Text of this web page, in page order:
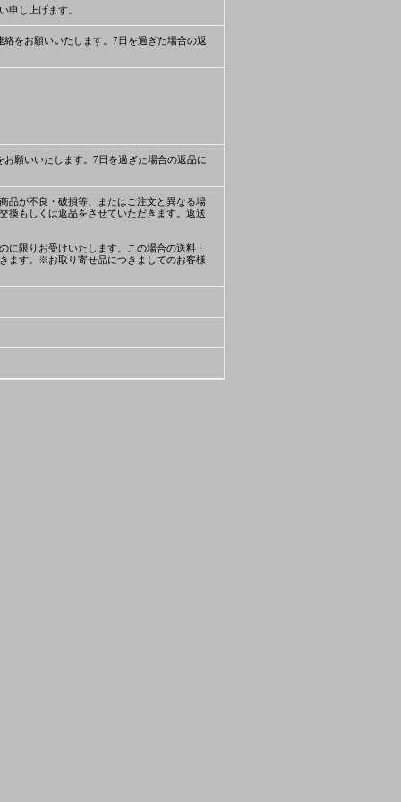
申し上げます。
をお願いいたします。7日を過ぎた場合の返
願いいたします。7日を過ぎた場合の返品に
品が不良・破損等、またはご注文と異なる場
換もしくは返品をさせていただきます。返送
に限りお受けいたします。この場合の送料・
ます。※お取り寄せ品につきましてのお客様